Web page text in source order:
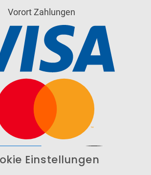
Vorort Zahlungen
Einstellungen